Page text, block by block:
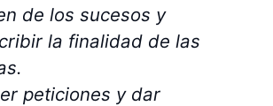
de los sucesos y
la finalidad de las
peticiones y dar